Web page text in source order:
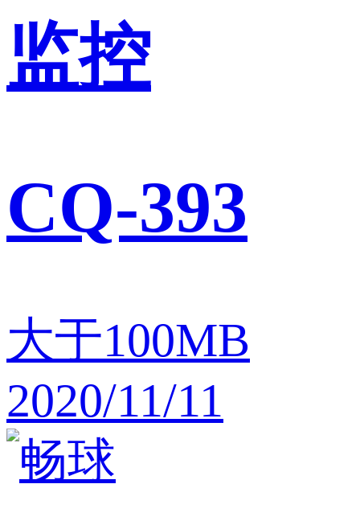
监控
CQ-393
大于100MB
2020/11/11